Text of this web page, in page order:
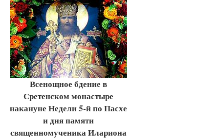
Всенощное бдение в
Сретенском монастыре
накануне Недели 5-й по Пасхе
и дня памяти
священномученика Илариона